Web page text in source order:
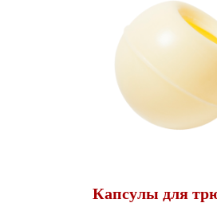
Капсулы для